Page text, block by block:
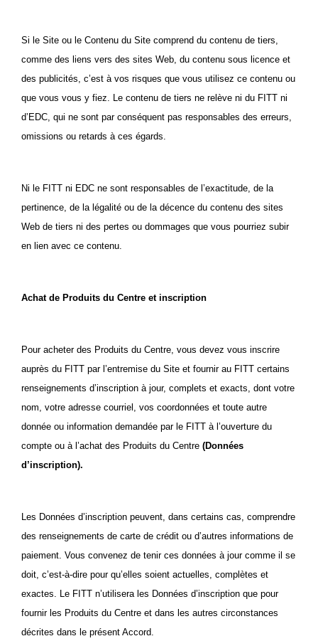
Si le Site ou le Contenu du Site comprend du contenu de tiers,
comme des liens vers des sites Web, du contenu sous licence et
des publicités, c’est à vos risques que vous utilisez ce contenu ou
que vous vous y fiez. Le contenu de tiers ne relève ni du FITT ni
d’EDC, qui ne sont par conséquent pas responsables des erreurs,
omissions ou retards à ces égards.
Ni le FITT ni EDC ne sont responsables de l’exactitude, de la
pertinence, de la légalité ou de la décence du contenu des sites
Web de tiers ni des pertes ou dommages que vous pourriez subir
en lien avec ce contenu.
Achat de Produits du Centre et inscription
Pour acheter des Produits du Centre, vous devez vous inscrire
auprès du FITT par l’entremise du Site et fournir au FITT certains
renseignements d’inscription à jour, complets et exacts, dont votre
nom, votre adresse courriel, vos coordonnées et toute autre
donnée ou information demandée par le FITT à l’ouverture du
compte ou à l’achat des Produits du Centre (Données
d’inscription).
Les Données d’inscription peuvent, dans certains cas, comprendre
des renseignements de carte de crédit ou d’autres informations de
paiement. Vous convenez de tenir ces données à jour comme il se
doit, c’est-à-dire pour qu’elles soient actuelles, complètes et
exactes. Le FITT n’utilisera les Données d’inscription que pour
fournir les Produits du Centre et dans les autres circonstances
décrites dans le présent Accord.